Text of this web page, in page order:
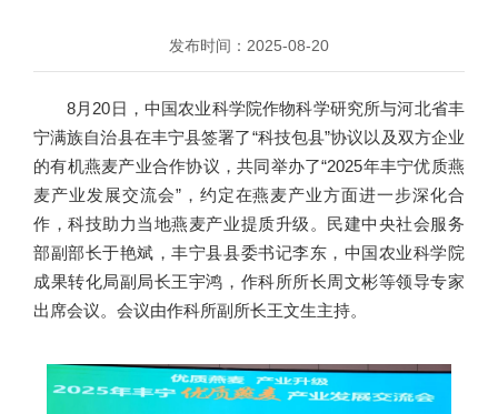
发布时间：2025-08-20
8月20日，中国农业科学院作物科学研究所与河北省丰
宁满族自治县在丰宁县签署了“科技包县”协议以及双方企业
的有机燕麦产业合作协议，共同举办了“2025年丰宁优质燕
麦产业发展交流会”，约定在燕麦产业方面进一步深化合
作，科技助力当地燕麦产业提质升级。民建中央社会服务
部副部长于艳斌，丰宁县县委书记李东，中国农业科学院
成果转化局副局长王宇鸿，作科所所长周文彬等领导专家
出席会议。会议由作科所副所长王文生主持。